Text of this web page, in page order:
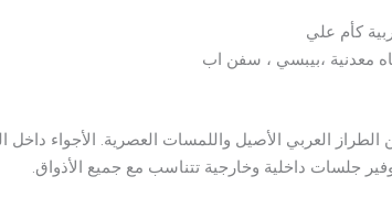
كأم علي
معدنية ،بيبسي ، سفن اب
الطراز العربي الأصيل واللمسات العصرية. الأجواء داخل
جلسات داخلية وخارجية تتناسب مع جميع الأذواق.